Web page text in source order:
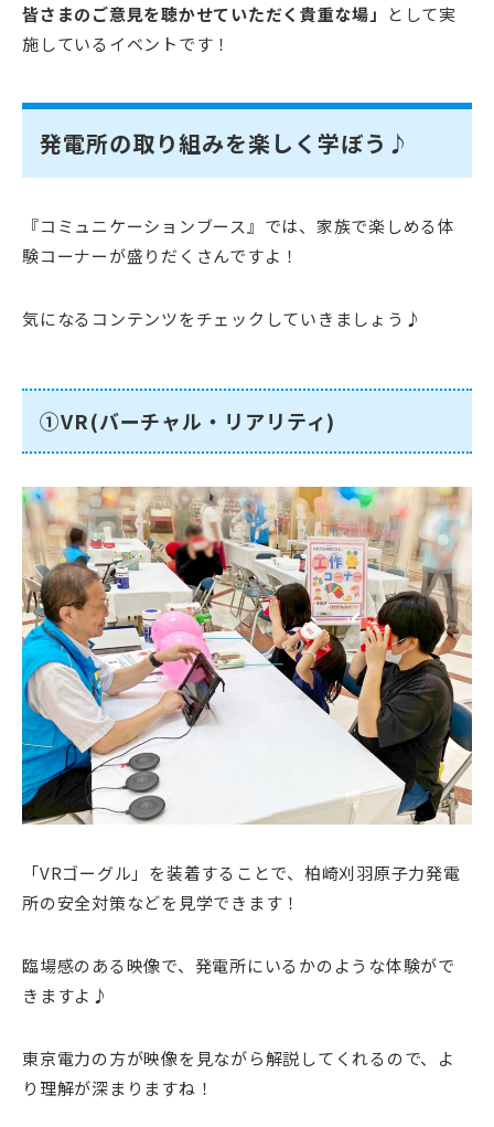
皆さまのご意見を聴かせていただく貴重な場」
として実
施しているイベントです！
発電所の取り組みを楽しく学ぼう♪
『コミュニケーションブース』では、家族で楽しめる体
験コーナーが盛りだくさんですよ！
気になるコンテンツをチェックしていきましょう♪
➀VR(バーチャル・リアリティ)
「VRゴーグル」を装着することで、柏崎刈羽原子力発電
所の安全対策などを見学できます！
臨場感のある映像で、発電所にいるかのような体験がで
きますよ♪
東京電力の方が映像を見ながら解説してくれるので、よ
り理解が深まりますね！